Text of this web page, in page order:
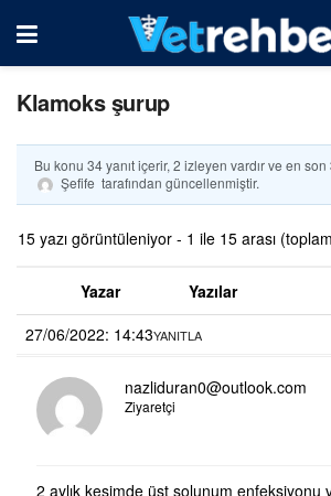
Klamoks şurup
Bu konu 34 yanıt içerir, 2 izleyen vardır ve en son
Şefife tarafından güncellenmiştir.
15 yazı görüntüleniyor - 1 ile 15 arası
Yazar
Yazılar
27/06/2022: 14:43YANITLA
nazliduran0@outlook.com
Ziyaretçi
2 aylık kesimde üst solunum enfeksiyonu